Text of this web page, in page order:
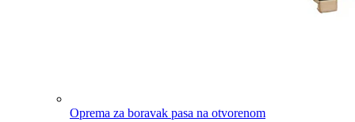
Oprema za boravak pasa na otvorenom